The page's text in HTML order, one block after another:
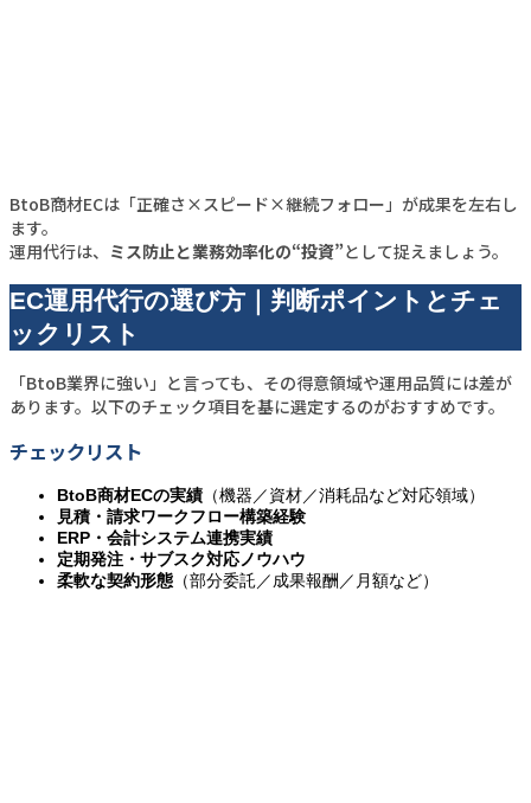
BtoB商材ECは「正確さ×スピード×継続フォロー」が成果を左右し
ます。
運用代行は、 ミス防止と業務効率化の“投資”として捉えましょう。
EC運用代行の選び方｜判断ポイントとチェ
ックリスト
「BtoB業界に強い」と言っても、その得意領域や運用品質には差が
あります。以下のチェック項目を基に選定するのがおすすめです。
チェックリスト
BtoB商材ECの実績 （機器／資材／消耗品など対応領域）
見積・請求ワークフロー構築経験
ERP・会計システム連携実績
定期発注・サブスク対応ノウハウ
柔軟な契約形態 （部分委託／成果報酬／月額など）